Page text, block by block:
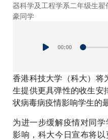
器科学及工程学系二年级生翟
豪同学
00:00
香港科技大学（科大）
生提供更具弹性的收生
状病毒病疫情影响学生的
为进一步缓解疫情对同
影响，科大今日宣布将